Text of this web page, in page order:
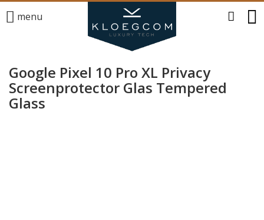
menu
Google Pixel 10 Pro XL Privacy
Screenprotector Glas Tempered
Glass